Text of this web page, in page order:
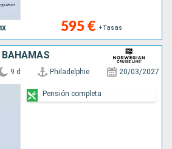
595 € +Tasas
BAHAMAS
9 d Philadelphie 20/03/2027
Pensión completa